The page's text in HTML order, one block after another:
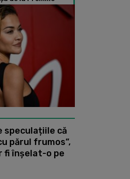
2024. Ce
speciale au
Taylor Swift și
Lipa
din Destiny’s Child. Vedeta a
Piesele nelansate
speculațiile că
părul frumos”,
fi înșelat-o pe